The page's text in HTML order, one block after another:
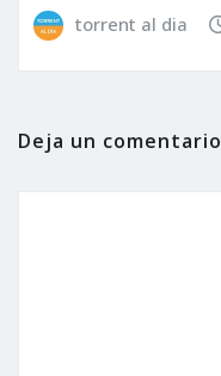
torrent al dia
Deja un comentario